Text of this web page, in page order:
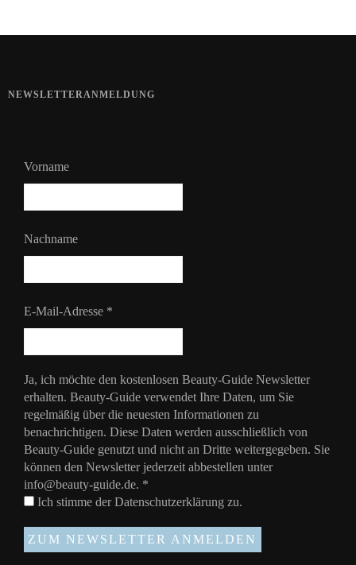
NEWSLETTERANMELDUNG
Vorname
Nachname
E-Mail-Adresse *
Ja, ich möchte den kostenlosen Beauty-Guide Newsletter
erhalten. Beauty-Guide verwendet Ihre Daten, um Sie
regelmäßig über die neuesten Informationen zu
benachrichtigen. Diese Daten werden ausschließlich von
Beauty-Guide genutzt und nicht an Dritte weitergegeben. Sie
können den Newsletter jederzeit abbestellen unter
info@beauty-guide.de. *
Ich stimme derDatenschutzerklärung zu.